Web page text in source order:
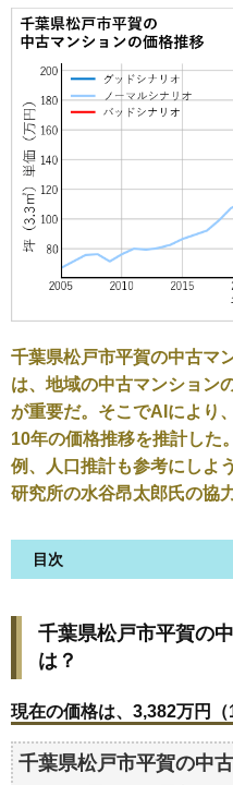
千葉県松戸市平賀の中古マ
は、地域の中古マンション
が重要だ。そこでAIにより
10年の価格推移を推計した
例、人口推計も参考にしよ
研究所の水谷昂太郎氏の協
目次
は？
価格を詳細に分析しよ
築年数で価格はどうな
千葉県松戸市平賀の
は？
現在の価格は、3,382万円（
千葉県松戸市平賀の中